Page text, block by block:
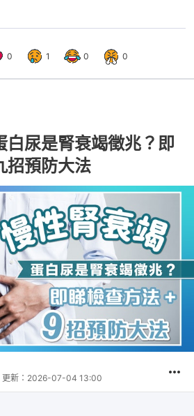
0 1 0 0
白尿是腎衰竭徵兆？即
招預防大法
更新： 2026-07-04 13:00